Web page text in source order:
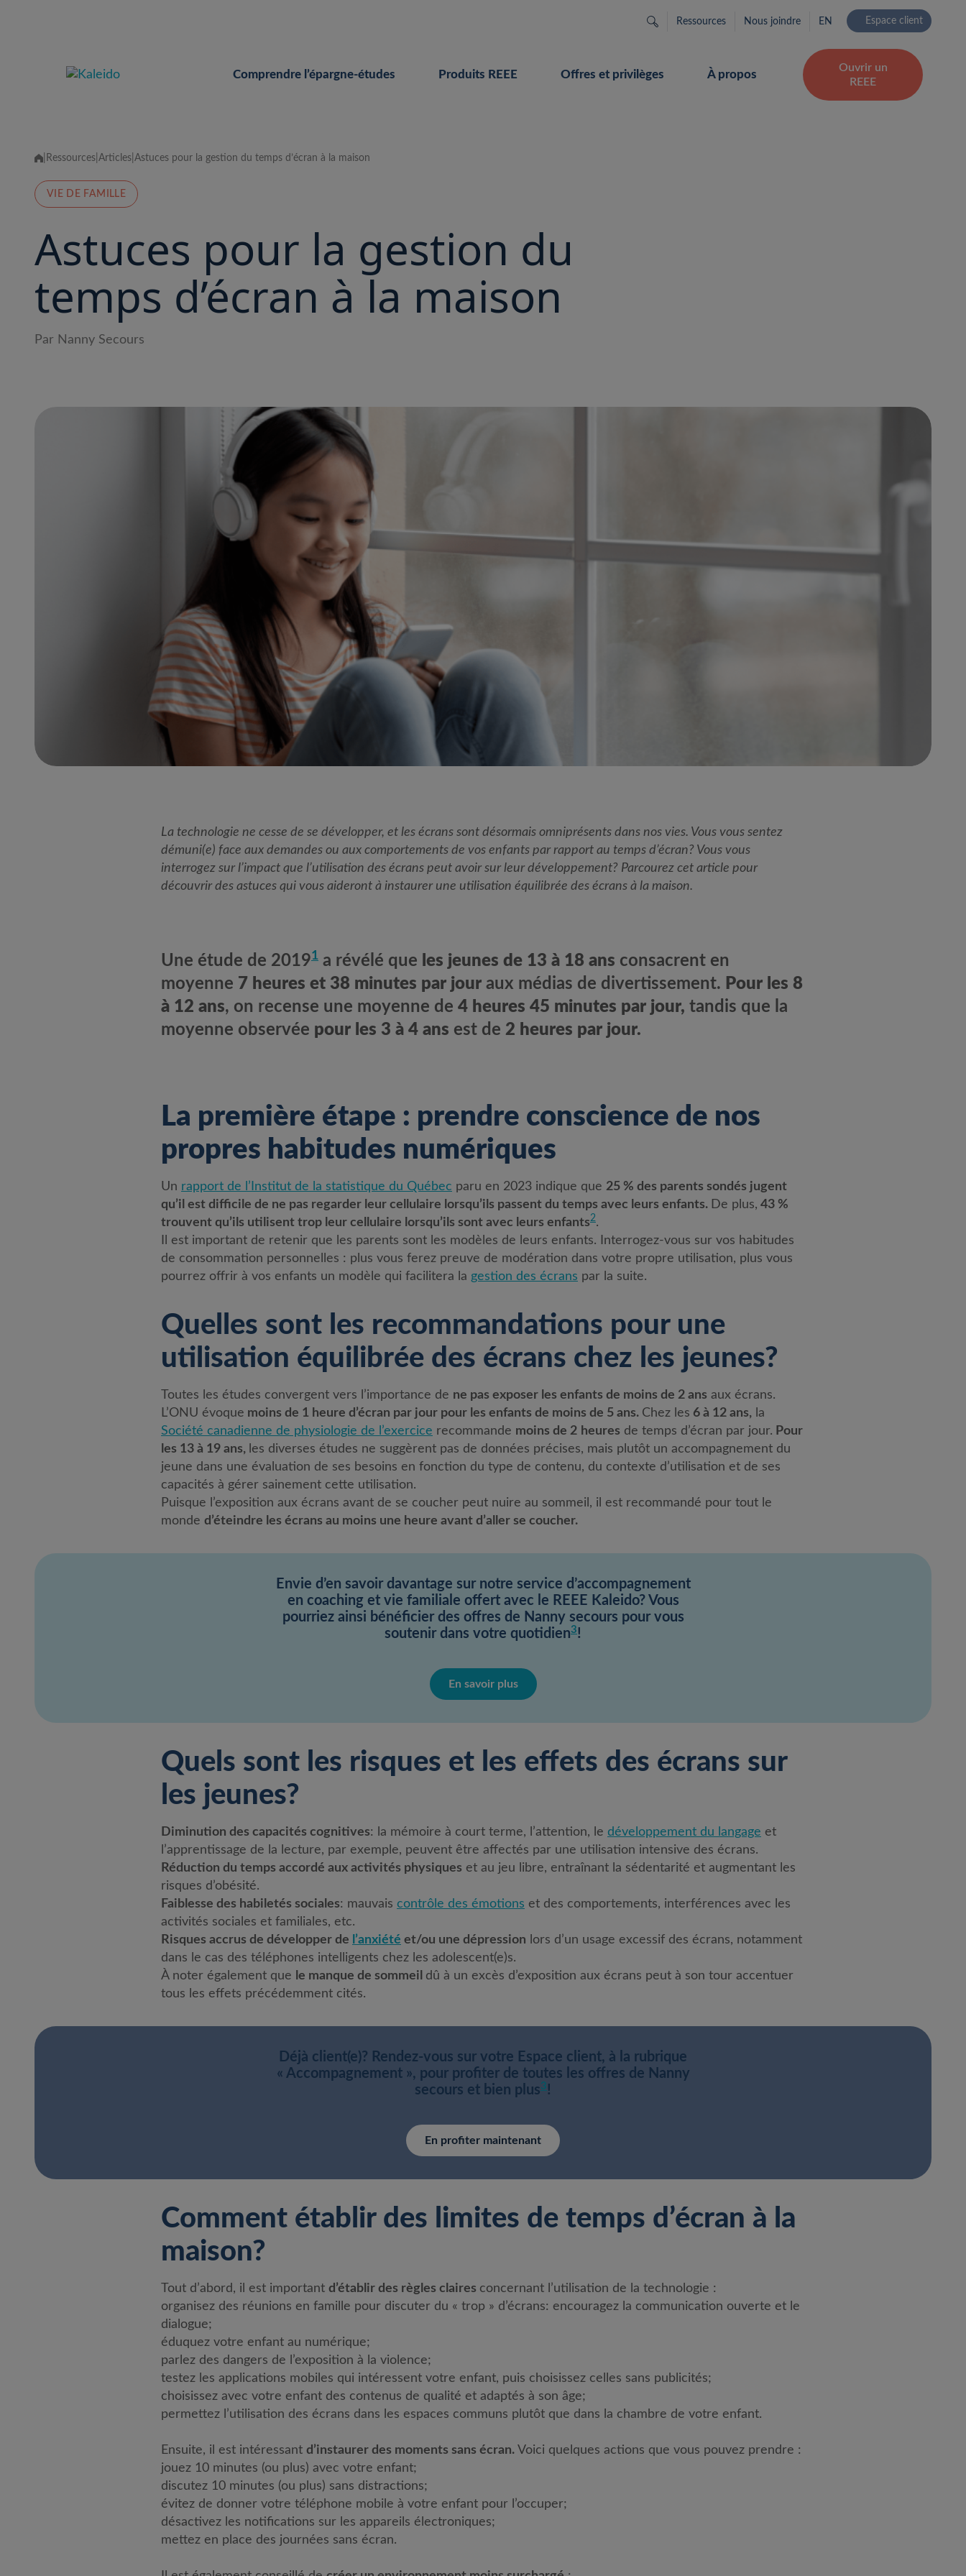
Rechercher…
Ressources Nous joindre EN Espace client
Comprendre l’épargne-études Produits REEE Offres et privilèges À propos
Ouvrir un
REEE
Ressources Articles Astuces pour la gestion du temps d’écran à la maison
VIE DE FAMILLE
Astuces pour la gestion du
temps d’écran à la maison
Par Nanny Secours
La technologie ne cesse de se développer, et les écrans sont désormais omniprésents dans nos vies. Vous vous sentez
démuni(e) face aux demandes ou aux comportements de vos enfants par rapport au temps d’écran? Vous vous
interrogez sur l’impact que l’utilisation des écrans peut avoir sur leur développement? Parcourez cet article pour
découvrir des astuces qui vous aideront à instaurer une utilisation équilibrée des écrans à la maison.
Une étude de 20191 a révélé que les jeunes de 13 à 18 ans consacrent en
moyenne 7 heures et 38 minutes par jour aux médias de divertissement. Pour les 8
à 12 ans, on recense une moyenne de 4 heures 45 minutes par jour, tandis que la
moyenne observée pour les 3 à 4 ans est de 2 heures par jour.
La première étape : prendre conscience de nos
propres habitudes numériques
Un rapport de l’Institut de la statistique du Québec paru en 2023 indique que 25 % des parents sondés jugent
qu’il est difficile de ne pas regarder leur cellulaire lorsqu’ils passent du temps avec leurs enfants. De plus, 43 %
trouvent qu’ils utilisent trop leur cellulaire lorsqu’ils sont avec leurs enfants2.
Il est important de retenir que les parents sont les modèles de leurs enfants. Interrogez-vous sur vos habitudes
de consommation personnelles : plus vous ferez preuve de modération dans votre propre utilisation, plus vous
pourrez offrir à vos enfants un modèle qui facilitera la gestion des écrans par la suite.
Quelles sont les recommandations pour une
utilisation équilibrée des écrans chez les jeunes?
Toutes les études convergent vers l’importance de ne pas exposer les enfants de moins de 2 ans aux écrans.
L’ONU évoque moins de 1 heure d’écran par jour pour les enfants de moins de 5 ans. Chez les 6 à 12 ans, la
Société canadienne de physiologie de l’exercice recommande moins de 2 heures de temps d’écran par jour. Pour
les 13 à 19 ans, les diverses études ne suggèrent pas de données précises, mais plutôt un accompagnement du
jeune dans une évaluation de ses besoins en fonction du type de contenu, du contexte d’utilisation et de ses
capacités à gérer sainement cette utilisation.
Puisque l’exposition aux écrans avant de se coucher peut nuire au sommeil, il est recommandé pour tout le
monde d’éteindre les écrans au moins une heure avant d’aller se coucher.
Envie d’en savoir davantage sur notre service d’accompagnement
en coaching et vie familiale offert avec le REEE Kaleido? Vous
pourriez ainsi bénéficier des offres de Nanny secours pour vous
soutenir dans votre quotidien3!
En savoir plus
Quels sont les risques et les effets des écrans sur
les jeunes?
Diminution des capacités cognitives: la mémoire à court terme, l’attention, le développement du langage et
l’apprentissage de la lecture, par exemple, peuvent être affectés par une utilisation intensive des écrans.
Réduction du temps accordé aux activités physiques et au jeu libre, entraînant la sédentarité et augmentant les
risques d’obésité.
Faiblesse des habiletés sociales: mauvais contrôle des émotions et des comportements, interférences avec les
activités sociales et familiales, etc.
Risques accrus de développer de l’anxiété et/ou une dépression lors d’un usage excessif des écrans, notamment
dans le cas des téléphones intelligents chez les adolescent(e)s.
À noter également que le manque de sommeil dû à un excès d’exposition aux écrans peut à son tour accentuer
tous les effets précédemment cités.
Déjà client(e)? Rendez-vous sur votre Espace client, à la rubrique
« Accompagnement », pour profiter de toutes les offres de Nanny
secours et bien plus3!
En profiter maintenant
Comment établir des limites de temps d’écran à la
maison?
Tout d’abord, il est important d’établir des règles claires concernant l’utilisation de la technologie :
organisez des réunions en famille pour discuter du « trop » d’écrans: encouragez la communication ouverte et le
dialogue;
éduquez votre enfant au numérique;
parlez des dangers de l’exposition à la violence;
testez les applications mobiles qui intéressent votre enfant, puis choisissez celles sans publicités;
choisissez avec votre enfant des contenus de qualité et adaptés à son âge;
permettez l’utilisation des écrans dans les espaces communs plutôt que dans la chambre de votre enfant.
Ensuite, il est intéressant d’instaurer des moments sans écran. Voici quelques actions que vous pouvez prendre :
jouez 10 minutes (ou plus) avec votre enfant;
discutez 10 minutes (ou plus) sans distractions;
évitez de donner votre téléphone mobile à votre enfant pour l’occuper;
désactivez les notifications sur les appareils électroniques;
mettez en place des journées sans écran.